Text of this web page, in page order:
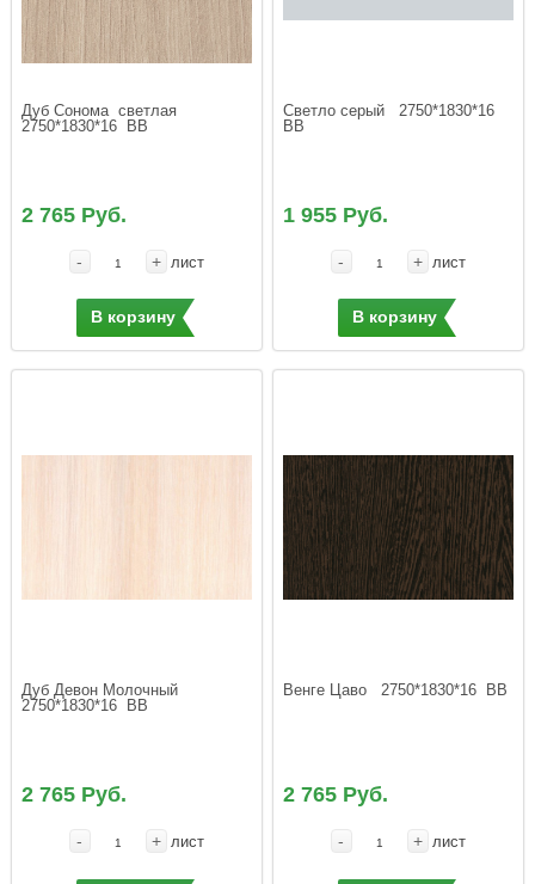
Дуб Сонома  светлая
2750*1830*16  ВВ
2 765 Руб.
- + лист
В корзину
Светло серый   2750*1830*16
ВВ
1 955 Руб.
- + лист
В корзину
Дуб Девон Молочный
2750*1830*16  ВВ
2 765 Руб.
- + лист
Венге Цаво   2750*1830*16  ВВ
2 765 Руб.
- + лист